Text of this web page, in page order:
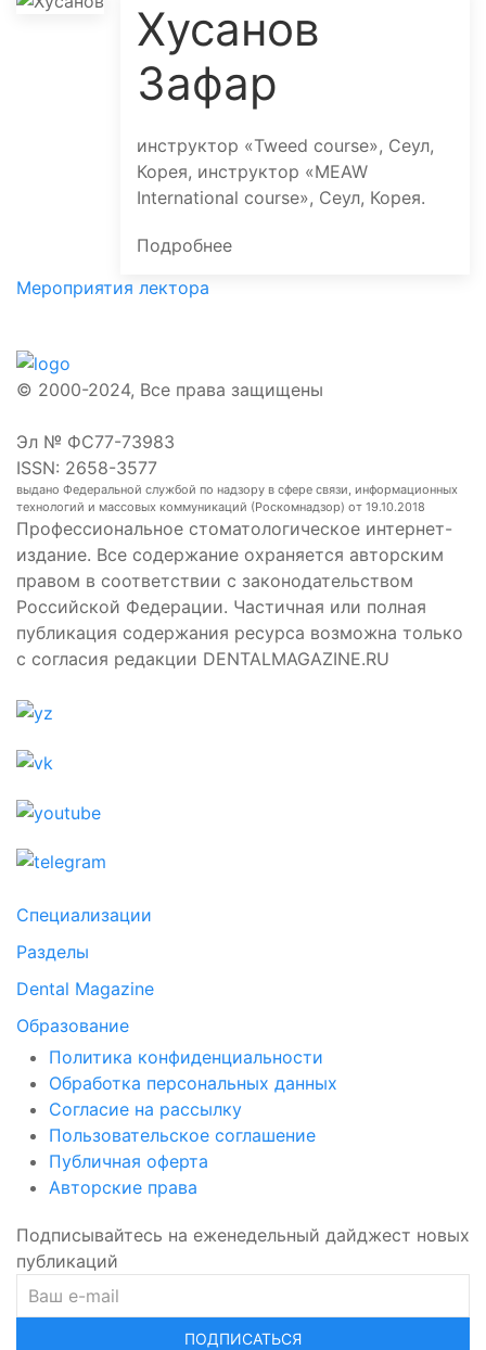
Хусанов
Зафар
инструктор «Tweed course», Сеул,
Корея, инструктор «MEAW
International course», Сеул, Корея.
Подробнее
Мероприятия лектора
© 2000-2024, Все права защищены
Эл № ФС77-73983
ISSN: 2658-3577
выдано Федеральной службой по надзору в сфере связи, информационных
технологий и массовых коммуникаций (Роскомнадзор) от 19.10.2018
Профессиональное стоматологическое интернет-
издание. Все содержание охраняется авторским
правом в соответствии с законодательством
Российской Федерации. Частичная или полная
публикация содержания ресурса возможна только
с согласия редакции DENTALMAGAZINE.RU
Специализации
Разделы
Dental Magazine
Образование
Политика конфиденциальности
Обработка персональных данных
Согласие на рассылку
Пользовательское соглашение
Публичная оферта
Авторские права
Подписывайтесь на еженедельный дайджест новых
публикаций
ПОДПИСАТЬСЯ